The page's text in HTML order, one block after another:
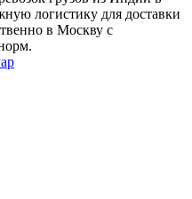
логистику для доставки
в Москву с